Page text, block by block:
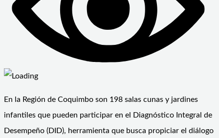
En la Región de Coquimbo son 198 salas cunas y jardines
infantiles que pueden participar en el Diagnóstico Integral de
Desempeño (DID), herramienta que busca propiciar el diálogo